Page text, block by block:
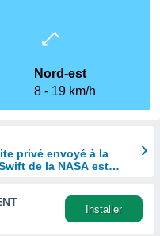
Nord-est
8
19 km/h
privé envoyé à la
de la NASA est
Installer